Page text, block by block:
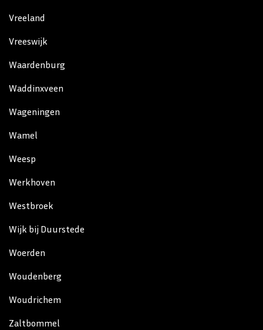
Vreeland
Vreeswijk
Waardenburg
Waddinxveen
Wageningen
Wamel
Weesp
Werkhoven
Westbroek
Wijk bij Duurstede
Woerden
Woudenberg
Woudrichem
Zaltbommel